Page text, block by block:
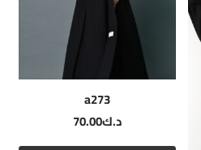
a273
د.ك70.00